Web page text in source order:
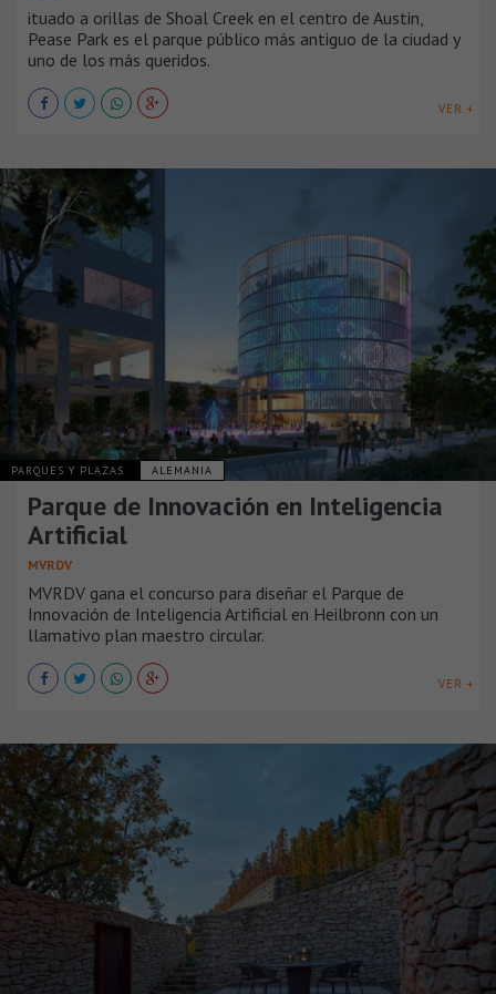
ituado a orillas de Shoal Creek en el centro de Austin,
Pease Park es el parque público más antiguo de la ciudad y
uno de los más queridos.
VER +
PARQUES Y PLAZAS ALEMANIA
Parque de Innovación en Inteligencia
Artificial
MVRDV
MVRDV gana el concurso para diseñar el Parque de
Innovación de Inteligencia Artificial en Heilbronn con un
llamativo plan maestro circular.
VER +